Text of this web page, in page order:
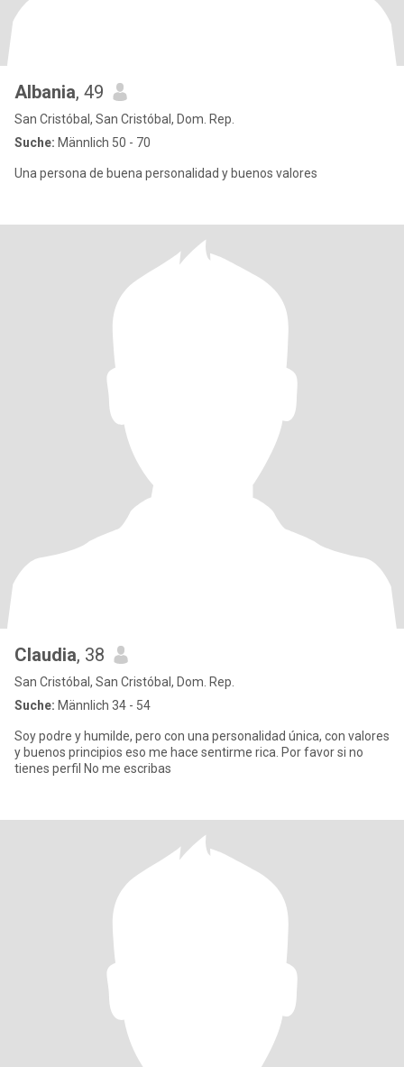
Albania, 49
San Cristóbal, San Cristóbal, Dom. Rep.
Suche: Männlich 50 - 70
Una persona de buena personalidad y buenos valores
Claudia, 38
San Cristóbal, San Cristóbal, Dom. Rep.
Suche: Männlich 34 - 54
Soy podre y humilde, pero con una personalidad única, con valores
y buenos principios eso me hace sentirme rica. Por favor si no
tienes perfil No me escribas